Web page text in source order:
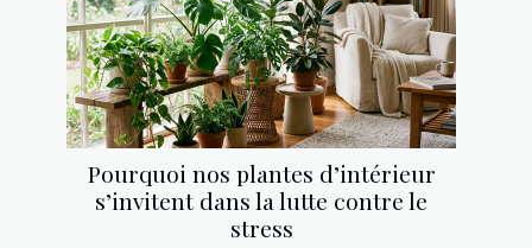
Pourquoi nos plantes d’intérieur
s’invitent dans la lutte contre le
stress